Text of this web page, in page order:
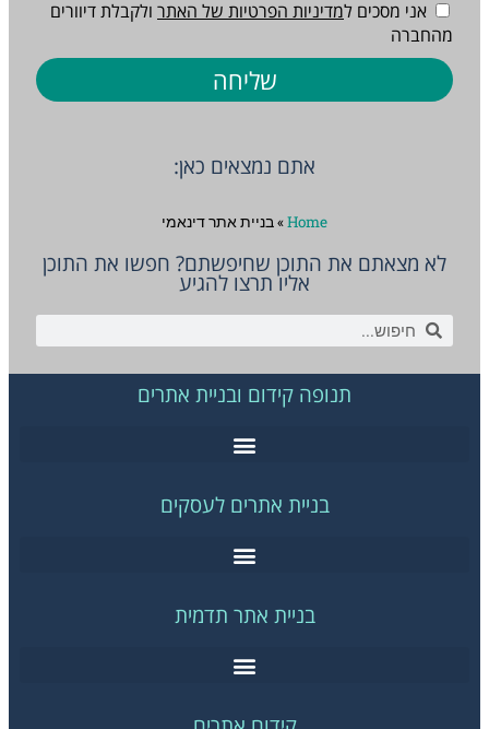
אני מסכים למדיניות הפרטיות של האתר ולקבלת דיוורים
מהחברה
שליחה
אתם נמצאים כאן:
Home
»בניית אתר דינאמי
לא מצאתם את התוכן שחיפשתם? חפשו את התוכן
אליו תרצו להגיע
תנופה קידום ובניית אתרים
בניית אתרים לעסקים
בניית אתר תדמית